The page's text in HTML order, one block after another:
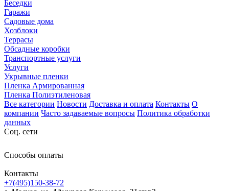
Беседки
Гаражи
Садовые дома
Хозблоки
Террасы
Обсадные коробки
Транспортные услуги
Услуги
Укрывные пленки
Пленка Армированная
Пленка Полиэтиленовая
Все категории Новости Доставка и оплата Контакты О
компании Часто задаваемые вопросы Политика обработки
данных
Соц. сети
Способы оплаты
Контакты
+7(495)150-38-72